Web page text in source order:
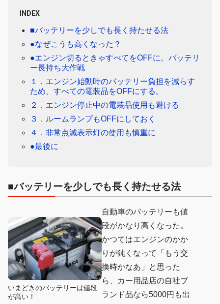
INDEX
■バッテリーを少しでも長く持たせる法
●なぜこうも高くなった？
●エンジン切るときゃすべてをOFFに。バッテリ
ー長持ち大作戦
１．エンジン始動時のバッテリー負担を減らす
ため、すべての電装品をOFFにする。
２．エンジン停止中の電装品使用も避ける
３．ルームランプもOFFにしておく
４．非常点滅表示灯の使用も慎重に
●最後に
■バッテリーを少しでも長く持たせる法
いまどきのバッテリーは値段
が高い！
自動車のバッテリーも値
段がかなり高くなった。
かつてはエンジンのかか
りが鈍くなって「もう交
換時かなあ」と思った
ら、カー用品店の自社ブ
ランド品なら5000円も出